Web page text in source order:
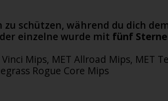
schützen, während du dich
einzelne wurde mit fünf
Mips, MET Allroad Mips, MET
Rogue Core Mips